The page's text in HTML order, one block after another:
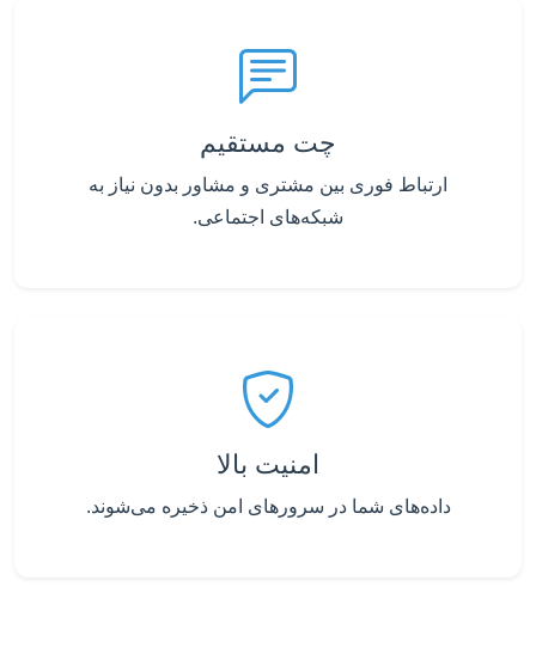
چت مستقیم
ارتباط فوری بین مشتری و مشاور بدون نیاز به
شبکه‌های اجتماعی.
امنیت بالا
داده‌های شما در سرورهای امن ذخیره می‌شوند.